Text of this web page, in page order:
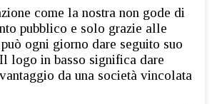
come la nostra non gode di
pubblico e solo grazie alle
ogni giorno dare seguito suo
logo in basso significa dare
da una società vincolata